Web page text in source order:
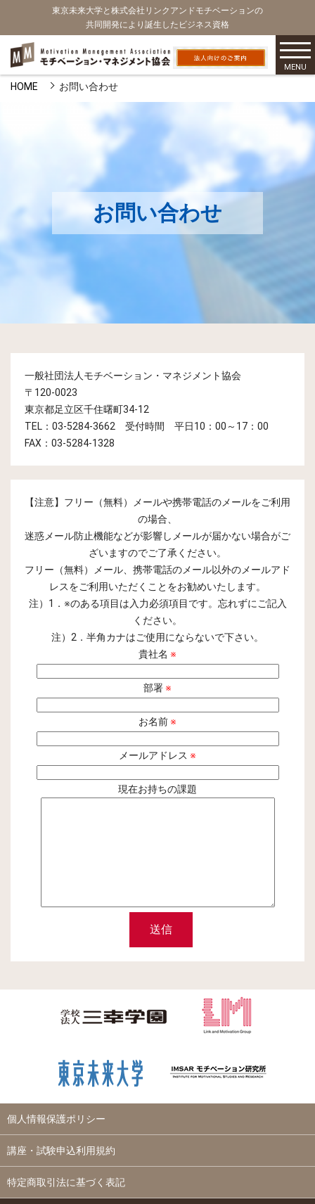
東京未来大学と株式会社リンクアンドモチベーションの
共同開発により誕生したビジネス資格
MENU
HOME お問い合わせ
お問い合わせ
一般社団法人モチベーション・マネジメント協会
〒120-0023
東京都足立区千住曙町34-12
TEL：03-5284-3662 受付時間 平日10：00～17：00
FAX：03-5284-1328
【注意】フリー（無料）メールや携帯電話のメールをご利用
の場合、
迷惑メール防止機能などが影響しメールが届かない場合がご
ざいますのでご了承ください。
フリー（無料）メール、携帯電話のメール以外のメールアド
レスをご利用いただくことをお勧めいたします。
注）1．※のある項目は入力必須項目です。忘れずにご記入
ください。
注）2．半角カナはご使用にならないで下さい。
貴社名 ※
部署※
お名前※
メールアドレス ※
現在お持ちの課題
個人情報保護ポリシー
講座・試験申込利用規約
特定商取引法に基づく表記